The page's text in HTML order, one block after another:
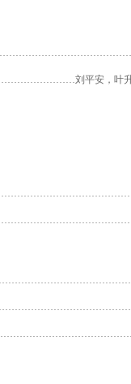
刘平安，叶